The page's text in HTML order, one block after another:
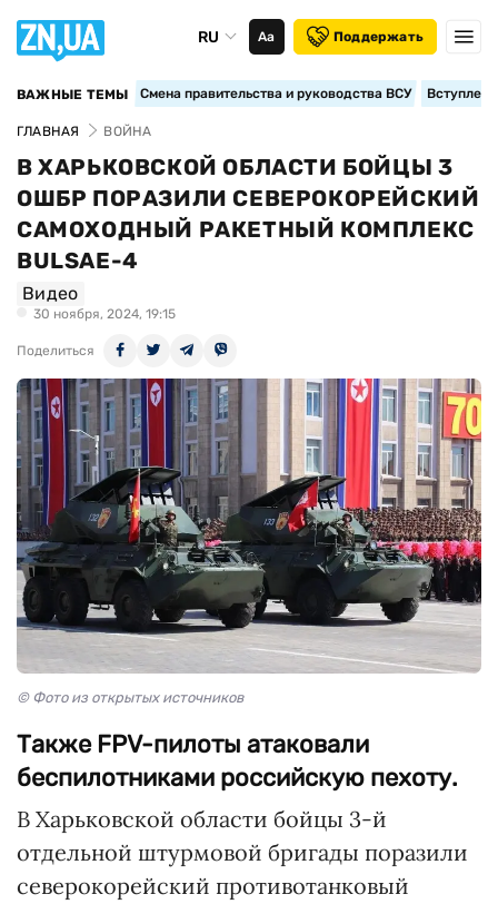
RU Аа Поддержать
ВАЖНЫЕ ТЕМЫ Смена правительства и руководства ВСУ
ГЛАВНАЯ ВОЙНА
В ХАРЬКОВСКОЙ ОБЛАСТИ БОЙЦЫ 3
ОШБР ПОРАЗИЛИ СЕВЕРОКОРЕЙСКИЙ
САМОХОДНЫЙ РАКЕТНЫЙ КОМПЛЕКС
BULSAE-4
Видео
30 ноября, 2024, 19:15
Поделиться
© Фото из открытых источников
Также FPV-пилоты атаковали
беспилотниками российскую пехоту.
В Харьковской области бойцы 3-й
отдельной штурмовой бригады поразили
северокорейский противотанковый